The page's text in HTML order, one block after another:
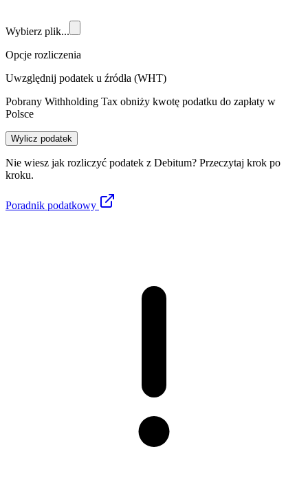
Wybierz plik...
Opcje rozliczenia
Uwzględnij podatek u źródła (WHT)
Pobrany Withholding Tax obniży kwotę podatku do zapłaty w
Polsce
Wylicz podatek
Nie wiesz jak rozliczyć podatek z Debitum? Przeczytaj krok po
kroku.
Poradnik podatkowy